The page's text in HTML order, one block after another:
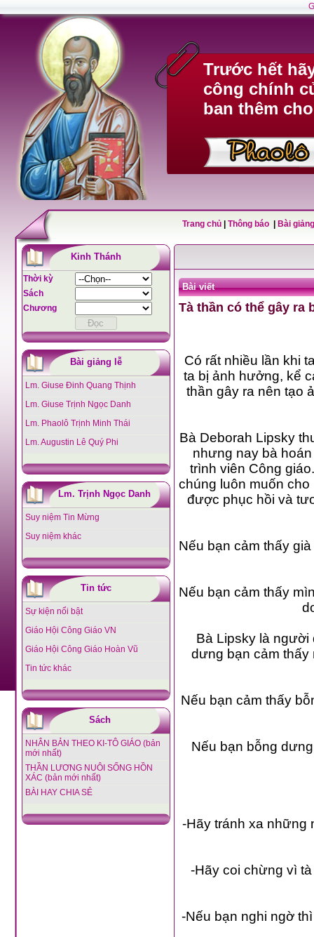
Trước hết
công chính
ban thêm cho
Trang chủ Thông báo Bài
Kinh Thánh
Thời kỳ
Sách
Chương
Bài giảng lễ
Lm. Giuse Đinh Quang Thịnh
Lm. Giuse Trịnh Ngọc Danh
Lm. Phaolô Trịnh Minh Thái
Lm. Augustin Lê Quý Phi
Lm. Trịnh Ngọc Danh
Suy niệm Tin Mừng
Suy niệm khác
Tin tức
Sự kiện nổi bật
Giáo Hội Công Giáo VN
Giáo Hội Công Giáo Hoàn Vũ
Tin tức khác
Sách
NHÂN BẢN THEO KI-TÔ GIÁO (bản
mới nhất)
THẦN LƯƠNG NUÔI SỐNG HỒN
XÁC (bản mới nhất)
BÀI HAY CHIA SẺ
Bài viết
Tà thần có thể gây ra
Có rất nhiều lần khi
ta bị ảnh hưởng, kể
thần gây ra nên tạo
Bà Deborah Lipsky
nhưng nay bà
trình viên Công
chúng luôn muốn
được phục hồi và
Nếu bạn cảm thấy
Nếu bạn cảm thấy
Bà Lipsky là người
dưng bạn cảm thấy
Nếu bạn cảm thấy
Nếu bạn bỗng
-Hãy tránh xa những
-Hãy coi chừng vì
-Nếu bạn nghi ngờ